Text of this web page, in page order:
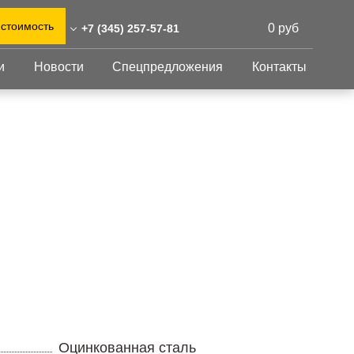
+7 (345) 257-57-81
257-57-81
0 руб
Новости Спецпредложения Контакты
Оцинкованная сталь